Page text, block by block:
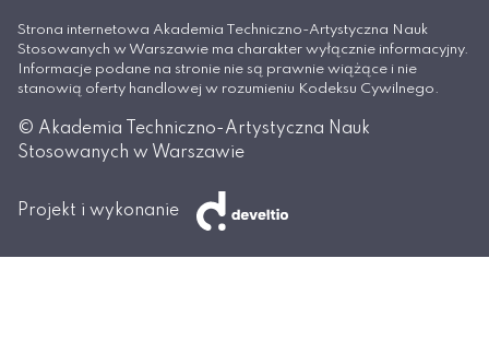
Strona internetowa Akademia Techniczno-Artystyczna Nauk
Stosowanych w Warszawie ma charakter wyłącznie informacyjny.
Informacje podane na stronie nie są prawnie wiążące i nie
stanowią oferty handlowej w rozumieniu Kodeksu Cywilnego.
© Akademia Techniczno-Artystyczna Nauk
Stosowanych w Warszawie
Projekt i wykonanie